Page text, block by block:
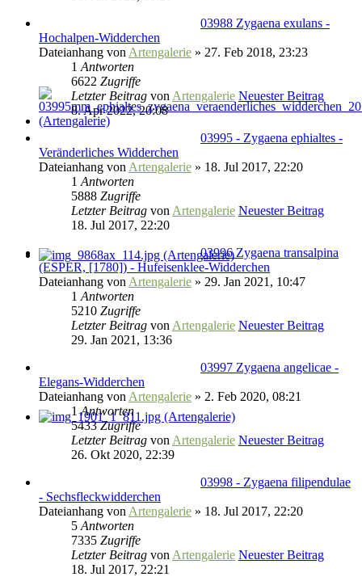
03988 Zygaena exulans -
Hochalpen-Widderchen
Dateianhang von Artengalerie » 27. Feb 2018, 23:23
1 Antworten
6622 Zugriffe
Letzter Beitrag von Artengalerie Neuester Beitrag
8. Apr 2022, 20:08
03995 - Zygaena ephialtes -
Veränderliches Widderchen
Dateianhang von Artengalerie » 18. Jul 2017, 22:20
1 Antworten
5888 Zugriffe
Letzter Beitrag von Artengalerie Neuester Beitrag
18. Jul 2017, 22:20
03996 Zygaena transalpina
(ESPER, [1780]) - Hufeisenklee-Widderchen
Dateianhang von Artengalerie » 29. Jan 2021, 10:47
1 Antworten
5210 Zugriffe
Letzter Beitrag von Artengalerie Neuester Beitrag
29. Jan 2021, 13:36
03997 Zygaena angelicae -
Elegans-Widderchen
Dateianhang von Artengalerie » 2. Feb 2020, 08:21
1Antworten
5433Zugriffe
Letzter Beitrag von Artengalerie Neuester Beitrag
26. Okt 2020, 22:39
03998 - Zygaena filipendulae
- Sechsfleckwidderchen
Dateianhang von Artengalerie » 18. Jul 2017, 22:20
5 Antworten
7335 Zugriffe
Letzter Beitrag von Artengalerie Neuester Beitrag
18. Jul 2017, 22:21